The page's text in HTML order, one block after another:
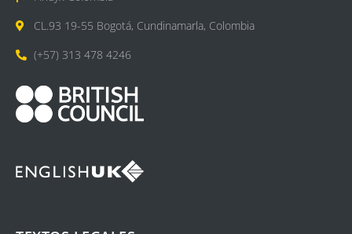
CL.93 19-55 Bogotá, Cundinamarla, Colombia
(+57) 313 478 4246